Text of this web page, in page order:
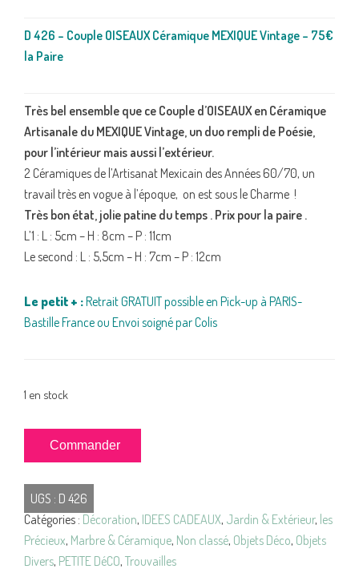
D 426 – Couple OISEAUX Céramique MEXIQUE Vintage – 75€
la Paire
Très bel ensemble que ce Couple d’OISEAUX en Céramique
Artisanale du MEXIQUE Vintage, un duo rempli de Poésie,
pour l’intérieur mais aussi l’extérieur.
2 Céramiques de l’Artisanat Mexicain des Années 60/70, un
travail très en vogue à l’époque, on est sous le Charme !
Très bon état, jolie patine du temps . Prix pour la paire .
L’1 : L : 5cm – H : 8cm – P : 11cm
Le second : L : 5,5cm – H : 7cm – P : 12cm
Le petit + :Retrait GRATUIT possible en Pick-up à PARIS-
Bastille France ou Envoi soigné par Colis
1 en stock
quantité
de
Couple
OISEAUX
Céramique
MEXIQUE
Vintage
Commander
UGS : D 426
Catégories : Décoration, IDEES CADEAUX, Jardin & Extérieur, les
Précieux, Marbre & Céramique, Non classé, Objets Déco, Objets
Divers, PETITE DéCO, Trouvailles